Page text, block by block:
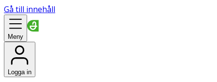
Gå till innehåll
Meny
Logga in